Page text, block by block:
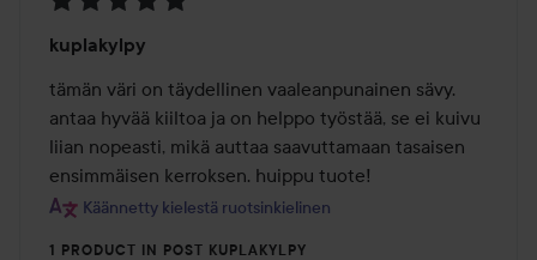
5
/
5
kuplakylpy
tämän väri on täydellinen vaaleanpunainen sävy.
antaa hyvää kiiltoa ja on helppo työstää, se ei kuivu
liian nopeasti, mikä auttaa saavuttamaan tasaisen
ensimmäisen kerroksen. huippu tuote!
Käännetty kielestä ruotsinkielinen
1 PRODUCT IN POST KUPLAKYLPY